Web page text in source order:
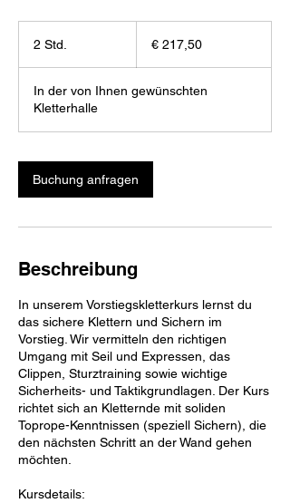
2 Std.
d
.
€ 217,50
In der von Ihnen gewünschten
Kletterhalle
Buchung anfragen
Beschreibung
In unserem Vorstiegskletterkurs lernst du
das sichere Klettern und Sichern im
Vorstieg. Wir vermitteln den richtigen
Umgang mit Seil und Expressen, das
Clippen, Sturztraining sowie wichtige
Sicherheits- und Taktikgrundlagen. Der Kurs
richtet sich an Kletternde mit soliden
Toprope-Kenntnissen (speziell Sichern), die
den nächsten Schritt an der Wand gehen
möchten.
Kursdetails: